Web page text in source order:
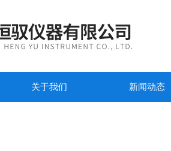
关于我们 新闻动态